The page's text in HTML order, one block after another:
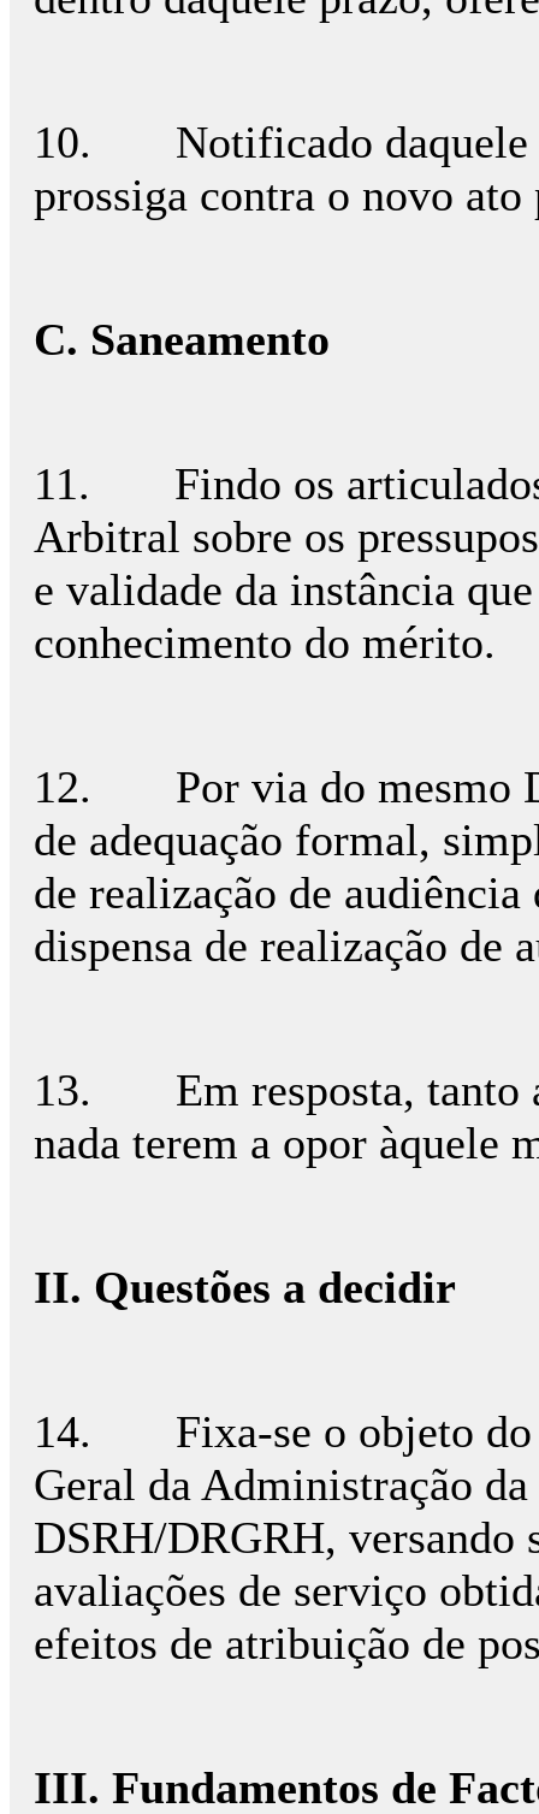
10. Notificado daquele
prossiga contra o novo
C. Saneamento
11. Findo os articulados,
Arbitral sobre os
e validade da instância
conhecimento do mérito.
12. Por via do mesmo
de adequação formal,
de realização de
dispensa de realização de
13. Em resposta, tanto a
nada terem a opor àquele
II. Questões a decidir
14. Fixa-se o objeto do
Geral da Administração
DSRH/DRGRH, versando
avaliações de serviço
efeitos de atribuição de
III. Fundamentos de